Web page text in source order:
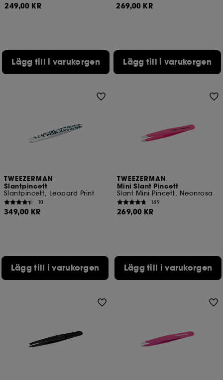
249,00 KR
Lägg till i varukorgen
269,00 KR
Lägg till i varukorgen
TWEEZERMAN
Slantpincett
Slantpincett, Leopard Print
10
349,00 KR
Lägg till i varukorgen
TWEEZERMAN
Mini Slant Pincett
Slant Mini Pincett, Neonrosa
149
269,00 KR
Lägg till i varukorgen